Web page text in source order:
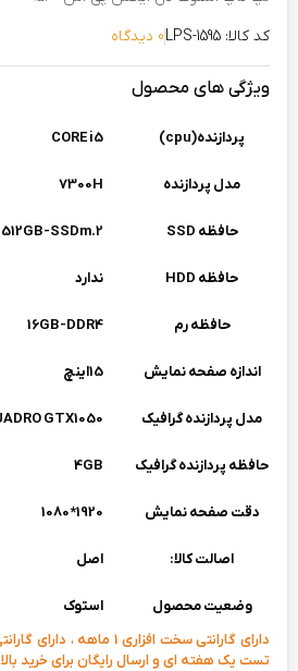
کد کالا: LPS-1595
0 دیدگاه
ویژگی های محصول
پردازنده(cpu)
مدل پردازنده
حافظه SSD
حافظه HDD ندارد
حافظه رم
اندازه صفحه نمایش
مدل پردازنده گرافیک
حافظه پردازنده گرافیک
دقت صفحه نمایش
اصالت کالا: اصل
وضعیت محصول
استوک
تست یک هفته ای و ارسال رایگان برای خرید بالا 15 میلیون .